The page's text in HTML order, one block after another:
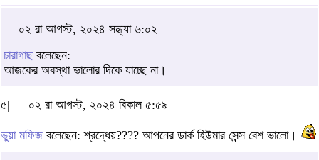
০২ রা আগস্ট, ২০২৪ সন্ধ্যা ৬:০২
চারাগাছ বলেছেন:
আজকের অবস্থা ভালোর দিকে যাচ্ছে না।
৫| ০২ রা আগস্ট, ২০২৪ বিকাল ৫:৫৯
ভুয়া মফিজ বলেছেন: শ্রদ্ধেয়???? আপনের ডার্ক হিউমার সেন্স বেশ ভালো।